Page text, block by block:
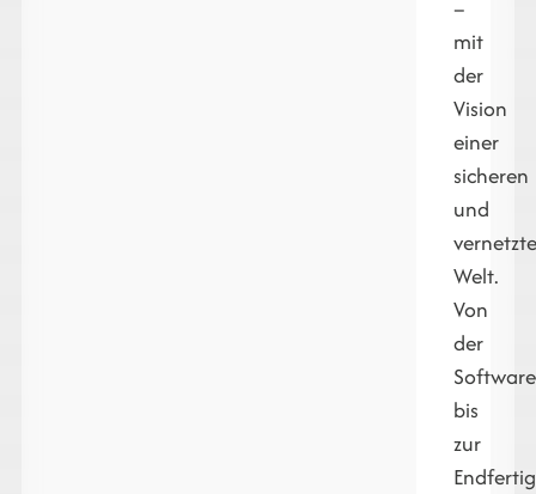
–
mit
der
Vision
einer
sicheren
und
Welt.
Von
der
Software
bis
zur